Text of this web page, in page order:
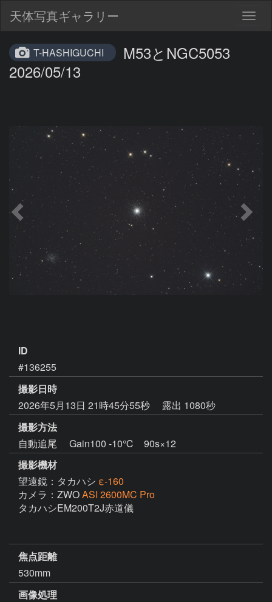
天体写真ギャラリー
T-HASHIGUCHI
M53とNGC5053
2026/05/13
ID
#136255
撮影日時
2026年5月13日 21時45分55秒
露出 1080秒
撮影方法
自動追尾 Gain100 -10℃ 90s×12
撮影機材
望遠鏡：タカハシ ε-160
カメラ：ZWOASI 2600MC Pro
タカハシEM200T2J赤道儀
焦点距離
530mm
画像処理